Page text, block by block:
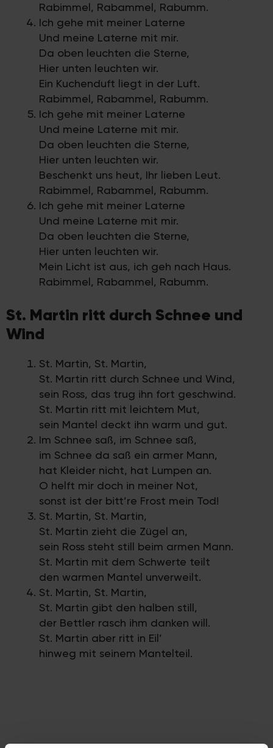
Rabimmel, Rabammel, Rabumm.
Ich gehe mit meiner Laterne
Und meine Laterne mit mir.
Da oben leuchten die Sterne,
Hier unten leuchten wir.
Ein Kuchenduft liegt in der Luft.
Rabimmel, Rabammel, Rabumm.
Ich gehe mit meiner Laterne
Und meine Laterne mit mir.
Da oben leuchten die Sterne,
Hier unten leuchten wir.
Beschenkt uns heut, Ihr lieben Leut.
Rabimmel, Rabammel, Rabumm.
Ich gehe mit meiner Laterne
Und meine Laterne mit mir.
Da oben leuchten die Sterne,
Hier unten leuchten wir.
Mein Licht ist aus, ich geh nach Haus.
Rabimmel, Rabammel, Rabumm.
St. Martin ritt durch Schnee und
Wind
St. Martin, St. Martin,
St. Martin ritt durch Schnee und Wind,
sein Ross, das trug ihn fort geschwind.
St. Martin ritt mit leichtem Mut,
sein Mantel deckt ihn warm und gut.
Im Schnee saß, im Schnee saß,
im Schnee da saß ein armer Mann,
hat Kleider nicht, hat Lumpen an.
O helft mir doch in meiner Not,
sonst ist der bitt’re Frost mein Tod!
St. Martin, St. Martin,
St. Martin zieht die Zügel an,
sein Ross steht still beim armen Mann.
St. Martin mit dem Schwerte teilt
den warmen Mantel unverweilt.
St. Martin, St. Martin,
St. Martin gibt den halben still,
der Bettler rasch ihm danken will.
St. Martin aber ritt in Eil’
hinweg mit seinem Mantelteil.